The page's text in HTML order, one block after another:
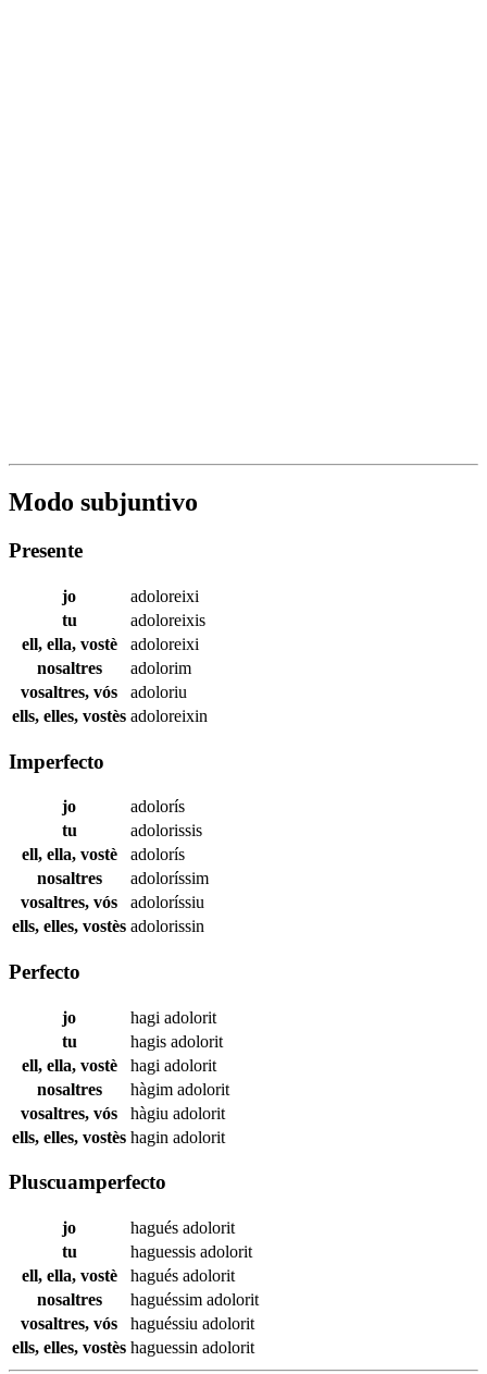
Modo subjuntivo
Presente
jo
adoloreixi
tu
adoloreixis
ell, ella, vostè
adoloreixi
nosaltres
adolorim
vosaltres, vós
adoloriu
ells, elles, vostès adoloreixin
Imperfecto
jo
adolorís
tu
adolorissis
ell, ella, vostè
adolorís
nosaltres
adoloríssim
vosaltres, vós
adoloríssiu
ells, elles, vostès adolorissin
Perfecto
jo hagi adolorit
tu
hagis adolorit
ell, ella, vostè
hagi adolorit
nosaltres
hàgim adolorit
vosaltres, vós
hàgiu adolorit
ells, elles, vostès hagin adolorit
Pluscuamperfecto
jo hagués adolorit
tu
haguessis adolorit
ell, ella, vostè
hagués adolorit
nosaltres
haguéssim adolorit
vosaltres, vós
haguéssiu adolorit
ells, elles, vostès haguessin adolorit